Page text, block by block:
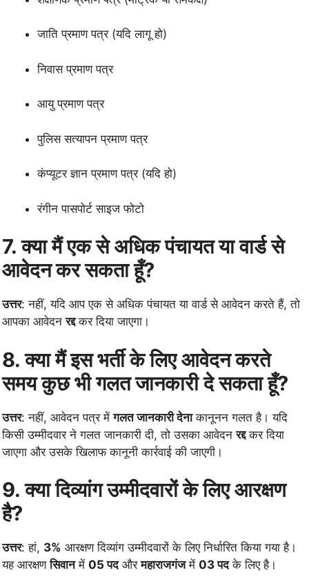
जाति प्रमाण पत्र (यदि लागू हो)
निवास प्रमाण पत्र
आयु प्रमाण पत्र
पुलिस सत्यापन प्रमाण पत्र
कंप्यूटर ज्ञान प्रमाण पत्र (यदि हो)
रंगीन पासपोर्ट साइज फोटो
7. क्या मैं एक से अधिक पंचायत या वार्ड से
आवेदन कर सकता हूँ?
उत्तर: नहीं, यदि आप एक से अधिक पंचायत या वार्ड से आवेदन करते हैं, तो
आपका आवेदनरद्दकर दिया जाएगा।
8. क्या मैं इस भर्ती के लिए आवेदन करते
समय कुछ भी गलत जानकारी दे सकता हूँ?
उत्तर: नहीं, आवेदन पत्र मेंगलत जानकारी देनाकानूनन गलत है। यदि
किसी उम्मीदवार ने गलत जानकारी दी, तो उसका आवेदनरद्दकर दिया
जाएगा और उसके खिलाफ कानूनी कार्रवाई की जाएगी।
9. क्या दिव्यांग उम्मीदवारों के लिए आरक्षण
है?
उत्तर: हां, 3% आरक्षण दिव्यांग उम्मीदवारों के लिए निर्धारित किया गया है।
यह आरक्षणसिवानमें 05 पदऔरमहाराजगंजमें 03 पदके लिए है।